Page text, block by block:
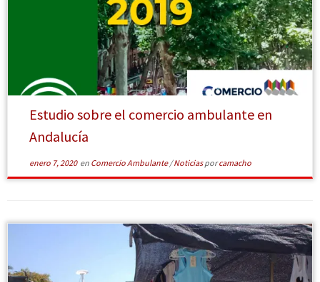
[Leer más]
Estudio sobre el comercio ambulante en
Andalucía
enero 7, 2020en Comercio Ambulante/Noticiasporcamacho